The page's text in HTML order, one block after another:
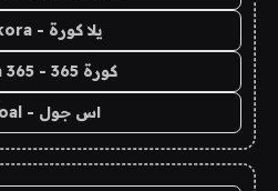
يلا كورة - yallakora
كورة 365 - kooora 365
اس جول - AS Goal